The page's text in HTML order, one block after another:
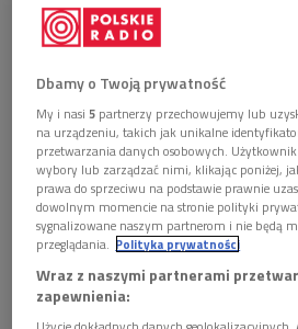
(zdjęcie ilustracyjne)
Dbamy o Twoją prywatność
My i nasi5 partnerzy przechowujemy lub
na urządzeniu, takich jak unikalne
przetwarzania danych osobowych.
wybory lub zarządzać nimi, klikając poniżej,
prawa do sprzeciwu na podstawie prawnie
dowolnym momencie na stronie polityki
sygnalizowane naszym partnerom i nie będą
przeglądania. Polityka prywatności
Wraz z naszymi partnerami
zapewnienia: